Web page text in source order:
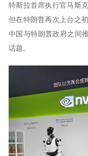
特斯拉首席执行官马斯
但在特朗普再次上台之
中国与特朗普政府之间
话题。